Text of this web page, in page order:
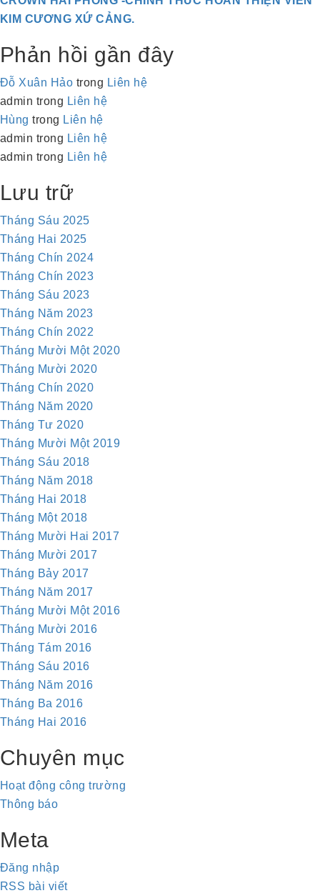
KIM CƯƠNG XỨ CẢNG.
Phản hồi gần đây
Đỗ Xuân Hảo trong Liên hệ
admin trong Liên hệ
Hùng trong Liên hệ
admin trong Liên hệ
admin trong Liên hệ
Lưu trữ
Tháng Sáu 2025
Tháng Hai 2025
Tháng Chín 2024
Tháng Chín 2023
Tháng Sáu 2023
Tháng Năm 2023
Tháng Chín 2022
Tháng Mười Một 2020
Tháng Mười 2020
Tháng Chín 2020
Tháng Năm 2020
Tháng Tư 2020
Tháng Mười Một 2019
Tháng Sáu 2018
Tháng Năm 2018
Tháng Hai 2018
Tháng Một 2018
Tháng Mười Hai 2017
Tháng Mười 2017
Tháng Bảy 2017
Tháng Năm 2017
Tháng Mười Một 2016
Tháng Mười 2016
Tháng Tám 2016
Tháng Sáu 2016
Tháng Năm 2016
Tháng Ba 2016
Tháng Hai 2016
Chuyên mục
Hoạt động công trường
Thông báo
Meta
Đăng nhập
RSS bài viết